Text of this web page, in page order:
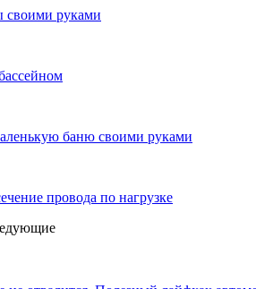
своими руками
баню своими руками
провода по нагрузке